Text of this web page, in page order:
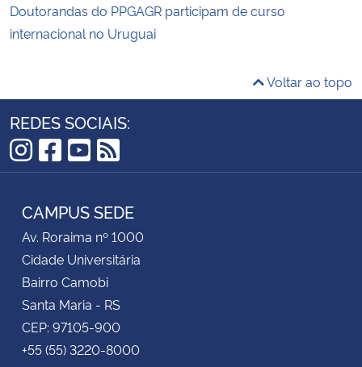
Doutorandas do PPGAGR participam de curso
internacional no Uruguai
Voltar ao topo
REDES SOCIAIS:
Instagram
Facebook
YouTube
RSS
CAMPUS SEDE
Av. Roraima nº 1000
Cidade Universitária
Bairro Camobi
Santa Maria - RS
CEP: 97105-900
+55 (55) 3220-8000